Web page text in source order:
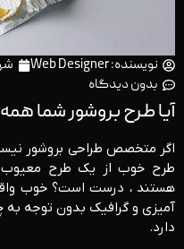
نویسنده:
بدون دیدگاه
آیا طرح بروشور شما همه
اگر متخصص طراحی بروشور
طرح خوب از یک طرح معیوب
هستند ، درست است؟ خوب
آمیزی و گرافیک بدون توجه به
دارد.